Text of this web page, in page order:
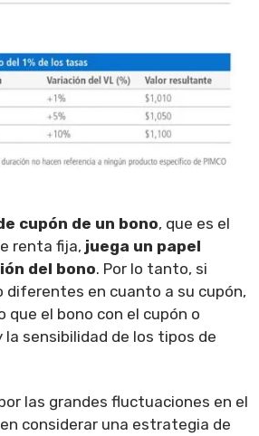
cupón de un bono, que es el
renta fija, juega un papel
del bono. Por lo tanto, si
diferentes en cuanto a su cupón,
que el bono con el cupón o
sensibilidad de los tipos de
las grandes fluctuaciones en el
considerar una estrategia de